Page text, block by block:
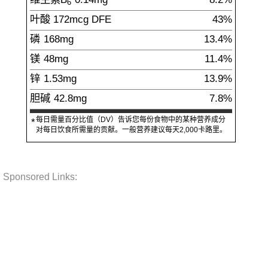
6
叶酸 172mcg DFE
43%
磷 168mg
13.4%
镁 48mg
11.4%
锌 1.53mg
13.9%
胆碱 42.8mg
7.8%
*每日需量百分比值（DV）告诉您每份食物中的某种营养成分
对每日饮食所需量的贡献。一般营养建议每天2,000卡路里。
Sponsored Links: